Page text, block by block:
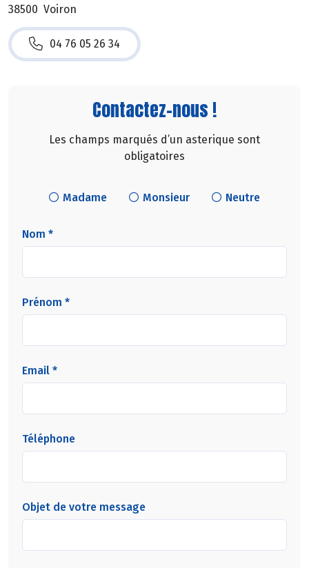
38500 Voiron
04 76 05 26 34
Contactez-nous !
Les champs marqués d’un asterique sont
obligatoires
Madame Monsieur Neutre
Nom *
Prénom *
Email *
Téléphone
Objet de votre message